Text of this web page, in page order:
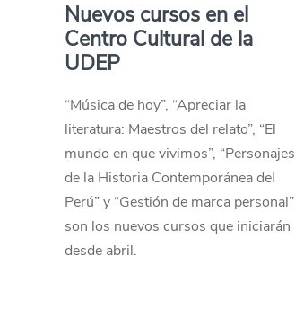
Nuevos cursos en el
Centro Cultural de la
UDEP
“Música de hoy”, “Apreciar la
literatura: Maestros del relato”, “El
mundo en que vivimos”, “Personajes
de la Historia Contemporánea del
Perú” y “Gestión de marca personal”
son los nuevos cursos que iniciarán
desde abril.